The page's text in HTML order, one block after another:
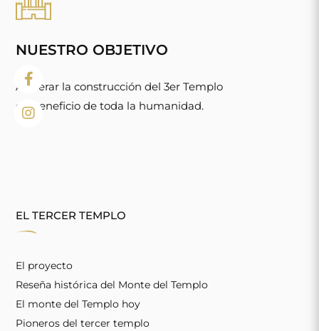
NUESTRO OBJETIVO
Acelerar la construcción del 3er Templo
en beneficio de toda la humanidad.
EL TERCER TEMPLO
El proyecto
Reseña histórica del Monte del Templo
El monte del Templo hoy
Pioneros del tercer templo